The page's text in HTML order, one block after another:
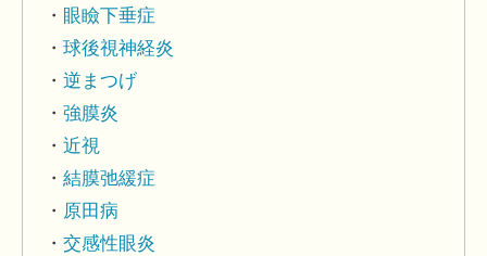
眼瞼下垂症
球後視神経炎
逆まつげ
強膜炎
近視
結膜弛緩症
原田病
交感性眼炎